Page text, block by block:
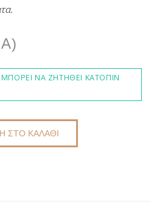
ΝΑ ΖΗΤΗΘΕΊ ΚΑΤΌΠΙΝ
ΣΤΟ ΚΑΛΆΘΙ